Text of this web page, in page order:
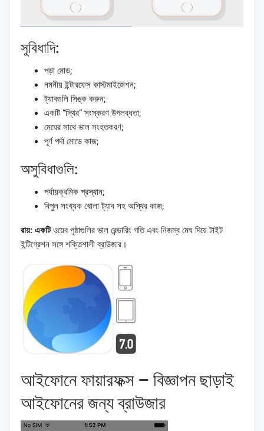
সুবিধাদি:
পড়া মোড;
নমনীয় ইন্টারফেস কাস্টমাইজেশন;
ট্যাবগুলি সিঙ্ক করুন;
একটি “স্থির” সংস্করণ উপলব্ধতা;
মেঘের সাথে ভাল সংহতকরণ;
পূর্ণ পর্দা মোডে কাজ;
অসুবিধাগুলি:
পর্যায়ক্রমিক প্রস্থান;
বিপুল সংখ্যক খোলা ট্যাব সহ অস্থির কাজ;
রায়: একটিওয়েব পৃষ্ঠাগুলির ভাল রেন্ডারিং গতি এবং নিজস্ব মেঘ দিয়ে টাইট
ইন্টিগ্রেশন সঙ্গে শক্তিশালী ব্রাউজার।
আইফোনে ফায়ারফক্স – বিজ্ঞাপন ছাড়াই
আইফোনের জন্য ব্রাউজার